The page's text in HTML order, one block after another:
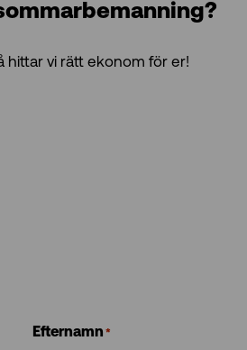
hittar vi rätt ekonom för er!
Efternamn *